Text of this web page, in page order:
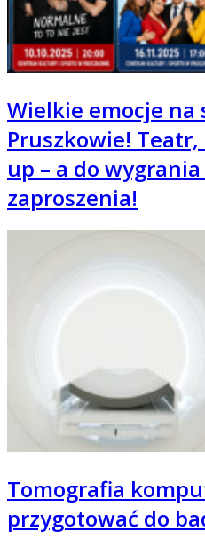
Wielkie emocje na
Pruszkowie!
up – a do
zaproszenia!
Tomografia
przygotować do